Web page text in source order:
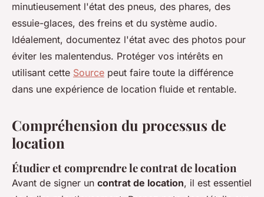
minutieusement l'état des pneus, des phares, des
essuie-glaces, des freins et du système audio.
Idéalement, documentez l'état avec des photos pour
éviter les malentendus. Protéger vos intérêts en
utilisant cette Source peut faire toute la différence
dans une expérience de location fluide et rentable.
Compréhension du processus de
location
Étudier et comprendre le contrat de location
Avant de signer un contrat de location, il est essentiel